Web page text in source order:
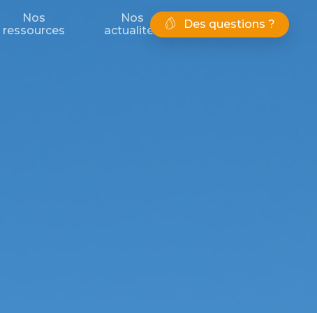
Nos
ressources
Nos
actualités
Des questions ?